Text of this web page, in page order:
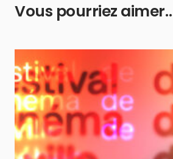
Vous pourriez